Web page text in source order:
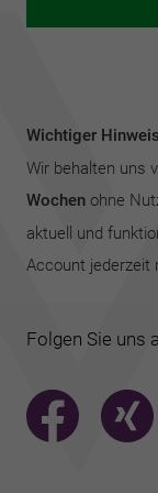
Wichtiger
Wir behalten uns
Wochenohne
aktuell und
Account jederzeit
Folgen Sie uns